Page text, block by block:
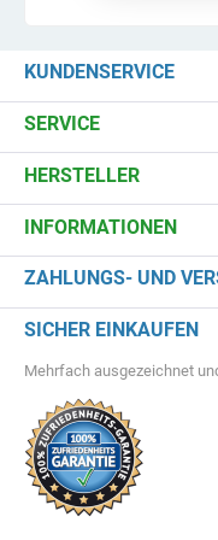
Verlegung
Rollenbreiten
(> 15
KUNDENSERVICE
SERVICE
HERSTELLER
INFORMATIONEN
ZAHLUNGS- UND
SICHER EINKAUFEN
Mehrfach ausgezeichnet